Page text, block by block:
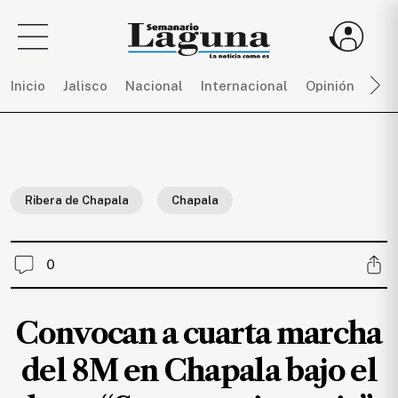
Inicio Jalisco Nacional Internacional Opinión
únete
a
LAGUNA
por
$
Ribera de Chapala Chapala
0
Convocan a cuarta marcha
del 8M en Chapala bajo el